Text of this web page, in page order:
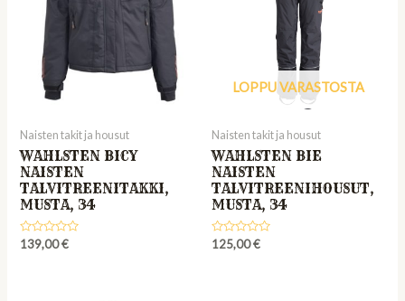
Naisten takit ja housut
WAHLSTEN BICY
NAISTEN
TALVITREENITAKKI,
MUSTA, 34
Rated
139,00€
LOPPU VARASTOSTA
Naisten takit ja housut
WAHLSTEN BIE
NAISTEN
TALVITREENIHOUSUT,
MUSTA, 34
Rated
125,00€